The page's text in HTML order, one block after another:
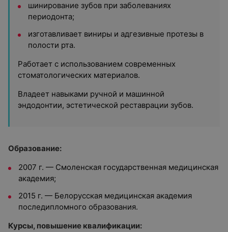
шинирование зубов при заболеваниях
периодонта;
изготавливает виниры и адгезивные протезы в
полости рта.
Работает с использованием современных
стоматологических материалов.
Владеет навыками ручной и машинной
эндодонтии, эстетической реставрации зубов.
Образование:
2007 г. — Смоленская государственная медицинская
академия;
2015 г. — Белорусская медицинская академия
последипломного образования.
Курсы, повышение квалификации: